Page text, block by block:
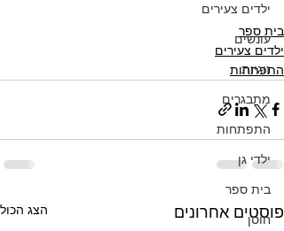
ילדים צעירים
עונשים
זוגיות
מתבגרים
התפתחות
ילדי גן
בית ספר
חוסן
בית ספר
ילדים צעירים
התפתחות
פוסטים אחרונים הצג הכול